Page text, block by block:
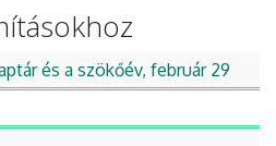
és a szökőév, február 29